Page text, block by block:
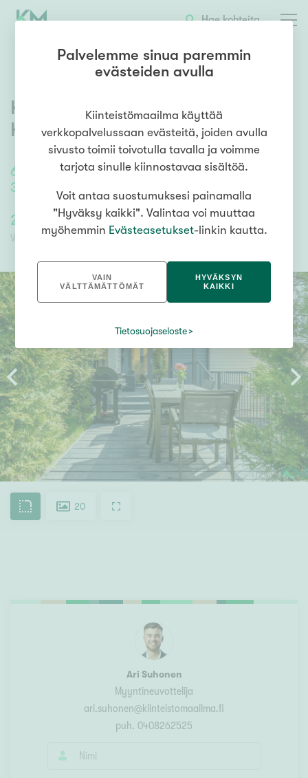
Hae kohteita
69,5 /69,5m²
3h, kk, 2xkph, s, terassi, parveke
Huhtakivenkuja 2,Mellunmäki
Helsinki
268 000,00 €
Velaton hinta
268 000,00 €
Myyntihinta
20
Ari Suhonen
Myyntineuvottelija
ari.suhonen@kiinteistomaailma.fi
puh. 0408262525
Palvelemme sinua paremmin
evästeiden avulla
Kiinteistömaailma käyttää
verkkopalvelussaan evästeitä, joiden avulla
sivusto toimii toivotulla tavalla ja voimme
tarjota sinulle kiinnostavaa sisältöä.
Voit antaa suostumuksesi painamalla
"Hyväksy kaikki". Valintaa voi muuttaa
myöhemmin Evästeasetukset-linkin kautta.
VAIN
VÄLTTÄMÄTTÖMÄT
HYVÄKSYN
KAIKKI
Tietosuojaseloste